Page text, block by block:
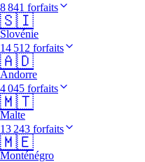
8 841 forfaits
🇸🇮
Slovénie
14 512 forfaits
🇦🇩
Andorre
4 045 forfaits
🇲🇹
Malte
13 243 forfaits
🇲🇪
Monténégro